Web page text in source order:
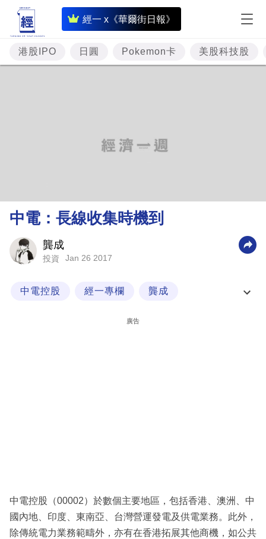
經一 x《華爾街日報》
即
時
財
經
理
財
業
閱
專
區
港股IPO 日圓 Pokemon卡 美股科技股
中電：長線收集時機到
龔成
投資 Jan 26 2017
中電控股 經一專欄 龔成
廣告
中電控股（00002）於數個主要地區，包括香港、澳洲、中
國內地、印度、東南亞、台灣營運發電及供電業務。此外，
除傳統電力業務範疇外，亦有在香港拓展其他商機，如公共